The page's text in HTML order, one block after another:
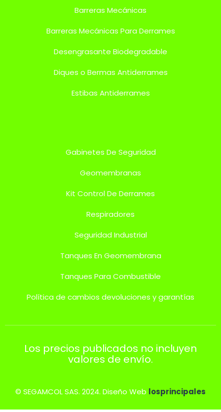
Barreras Mecánicas
Barreras Mecánicas Para Derrames
Desengrasante Biodegradable
Diques o Bermas Antiderrames
Estibas Antiderrames
Gabinetes De Seguridad
Geomembranas
Kit Control De Derrames
Respiradores
Seguridad Industrial
Tanques En Geomembrana
Tanques Para Combustible
Política de cambios devoluciones y garantías
Los precios publicados no incluyen
valores de envío.
© SEGAMCOL SAS. 2024. Diseño Web losprincipales